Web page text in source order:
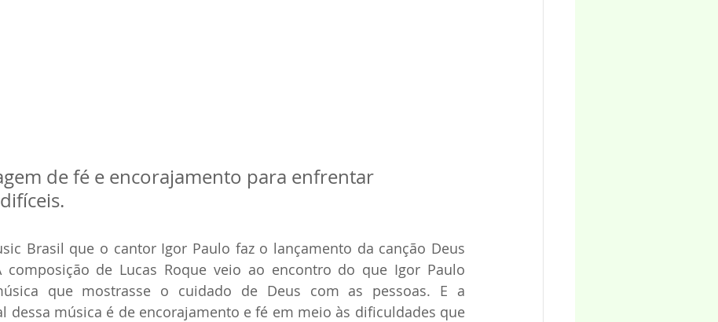
de fé e encorajamento para enfrentar
Brasil que o cantor Igor Paulo faz o lançamento da canção Deus
composição de Lucas Roque veio ao encontro do que Igor Paulo
que mostrasse o cuidado de Deus com as pessoas. E a
dessa música é de encorajamento e fé em meio às dificuldades que